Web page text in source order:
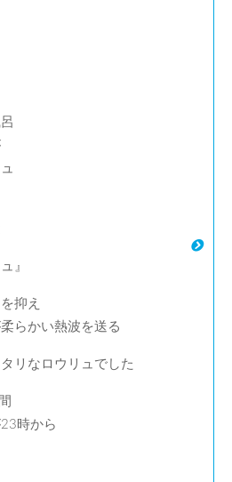
』
抑え
らかい熱波を送る
リなロウリュでした
時から